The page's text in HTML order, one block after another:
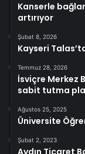
Kanserle
artırıyor
Şubat 8, 2026
Kayseri
Temmuz 28, 2026
İsviçre Merkez
sabit tutma
Ağustos 25, 2025
Üniversite
Şubat 2, 2023